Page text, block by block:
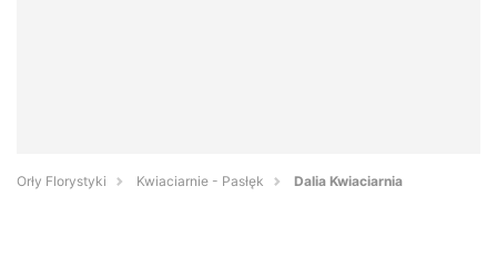
Orły Florystyki Kwiaciarnie - Pasłęk Dalia Kwiaciarnia